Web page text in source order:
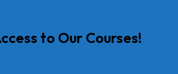
to Our Courses!